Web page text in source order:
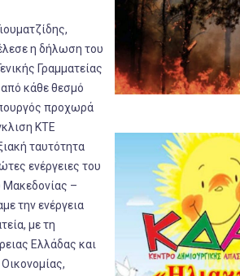
η δήλωση του
Γραμματείας
κάθε θεσμό
προχωρά
ΚΤΕ
ταυτότητα
ενέργειες του
Μακεδονίας –
την ενέργεια
με τη
Ελλάδας και